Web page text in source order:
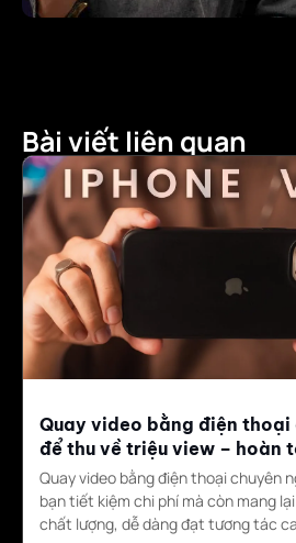
Bài viết liên quan
Quay video bằng điện thoại
để thu về triệu view – hoàn
Quay video bằng điện thoại chuyên
bạn tiết kiệm chi phí mà còn mang
chất lượng, dễ dàng đạt tương tác